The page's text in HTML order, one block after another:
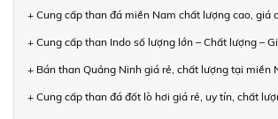
+ Cung cấp than đá miền Nam chất lượng cao, giá
+ Cung cấp than Indo số lượng lớn – Chất lượng –
+ Bán than Quảng Ninh giá rẻ, chất lượng tại miền
+ Cung cấp than đá đốt lò hơi giá rẻ, uy tín, chất